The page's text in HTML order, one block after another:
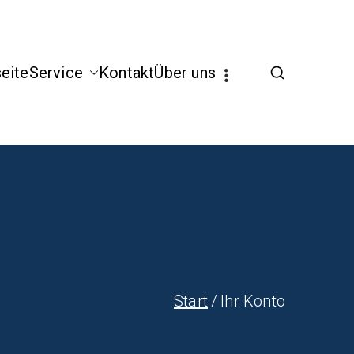
Service KontaktÜber uns
Start Ihr Konto